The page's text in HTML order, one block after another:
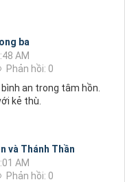
ba
AM
Phản hồi: 0
an trong tâm hồn.
kẻ thù.
và Thánh Thần
AM
Phản hồi: 0